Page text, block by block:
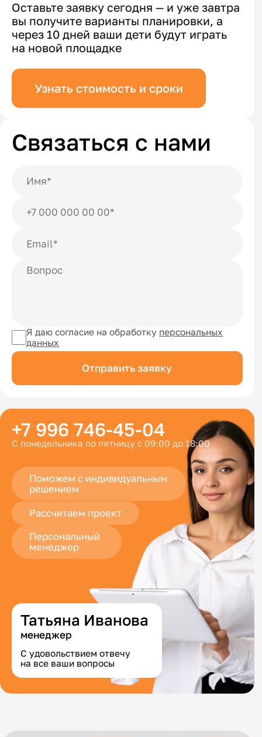
Оставьте заявку сегодня — и уже завтра
вы получите варианты планировки, а
через 10 дней ваши дети будут играть
на новой площадке
Узнать стоимость и сроки
Связаться с нами
Я даю согласие на обработку персональных
данных
Отправить заявку
+7 996 746-45-04
С понедельника по пятницу с 09:00 до 18:00
Поможем с индивидуальным
решением
Рассчитаем проект
Персональный
менеджер
Татьяна Иванова
менеджер
С удовольствием отвечу
на все ваши вопросы